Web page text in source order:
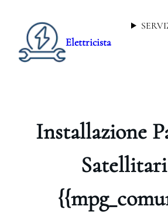
Elettricista
Installazione